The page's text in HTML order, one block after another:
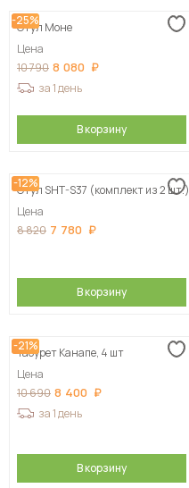
-25%
Стул Моне
Цена
10 790 8 080
за 1 день
В корзину
-12%
Стул SHT-S37 (комплект из 2 шт.)
Цена
8 820 7 780
В корзину
-21%
Табурет Канапе, 4 шт
Цена
10 690 8 400
за 1 день
В корзину